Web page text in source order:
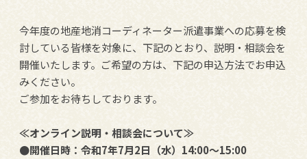
今年度の地産地消コーディネーター派遣事業への応募を検
討している皆様を対象に、下記のとおり、説明・相談会を
開催いたします。ご希望の方は、下記の申込方法でお申込
みください。
ご参加をお待ちしております。
≪オンライン説明・相談会について≫
●開催日時：令和7年7月2日（水）14:00～15:00